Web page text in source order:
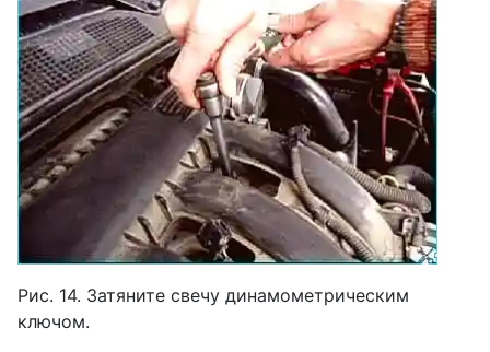
Рис. 14. Затяните свечу динамометрическим
ключом.